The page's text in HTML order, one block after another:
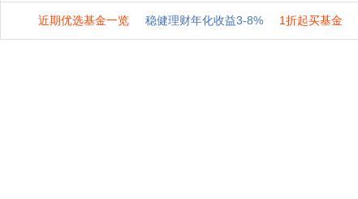
近期优选基金一览 稳健理财年化收益3-8% 1折起买基金